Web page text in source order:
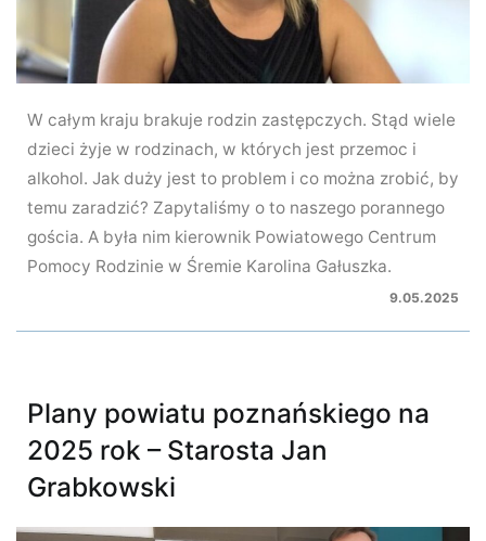
W całym kraju brakuje rodzin zastępczych. Stąd wiele
dzieci żyje w rodzinach, w których jest przemoc i
alkohol. Jak duży jest to problem i co można zrobić, by
temu zaradzić? Zapytaliśmy o to naszego porannego
gościa. A była nim kierownik Powiatowego Centrum
Pomocy Rodzinie w Śremie Karolina Gałuszka.
9.05.2025
Plany powiatu poznańskiego na
2025 rok – Starosta Jan
Grabkowski